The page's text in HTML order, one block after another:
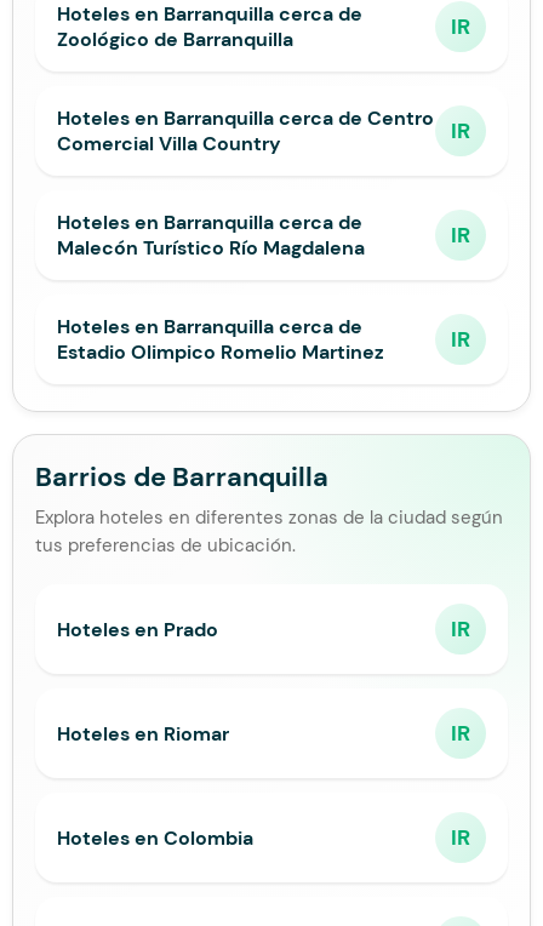
Hoteles en Barranquilla cerca de
Zoológico de Barranquilla
IR
Hoteles en Barranquilla cerca de Centro
Comercial Villa Country
IR
Hoteles en Barranquilla cerca de
Malecón Turístico Río Magdalena
IR
Hoteles en Barranquilla cerca de
Estadio Olimpico Romelio Martinez
IR
Barrios de Barranquilla
Explora hoteles en diferentes zonas de la ciudad según
tus preferencias de ubicación.
Hoteles en Prado IR
Hoteles en Riomar IR
Hoteles en Colombia IR